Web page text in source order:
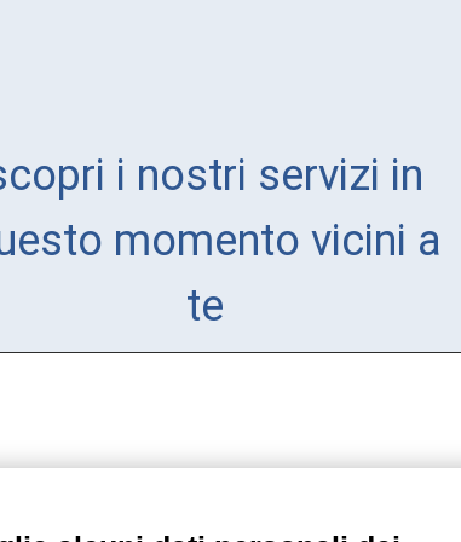
i nostri servizi in
momento vicini a
te